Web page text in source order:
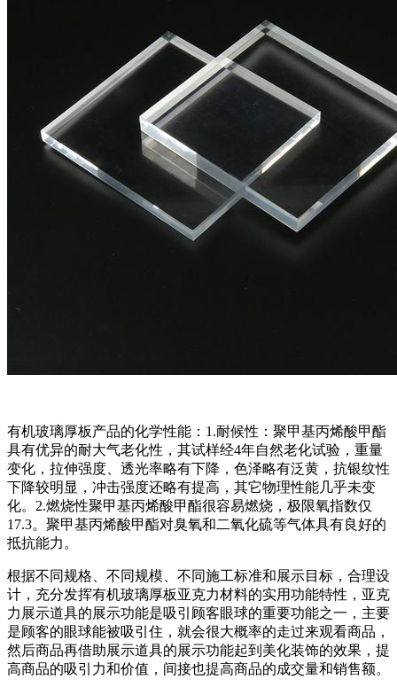
有机玻璃厚板产品的化学性能：1.耐候性：聚甲基丙烯酸甲酯
具有优异的耐大气老化性，其试样经4年自然老化试验，重量
变化，拉伸强度、透光率略有下降，色泽略有泛黄，抗银纹性
下降较明显，冲击强度还略有提高，其它物理性能几乎未变
化。2.燃烧性聚甲基丙烯酸甲酯很容易燃烧，极限氧指数仅
17.3。聚甲基丙烯酸甲酯对臭氧和二氧化硫等气体具有良好的
抵抗能力。
根据不同规格、不同规模、不同施工标准和展示目标，合理设
计，充分发挥有机玻璃厚板亚克力材料的实用功能特性，亚克
力展示道具的展示功能是吸引顾客眼球的重要功能之一，主要
是顾客的眼球能被吸引住，就会很大概率的走过来观看商品，
然后商品再借助展示道具的展示功能起到美化装饰的效果，提
高商品的吸引力和价值，间接也提高商品的成交量和销售额。